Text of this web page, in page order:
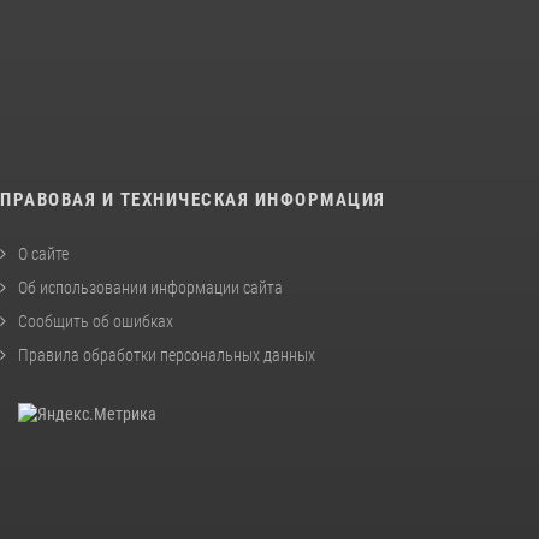
ПРАВОВАЯ И ТЕХНИЧЕСКАЯ ИНФОРМАЦИЯ
О сайте
Об использовании информации сайта
Сообщить об ошибках
Правила обработки персональных данных